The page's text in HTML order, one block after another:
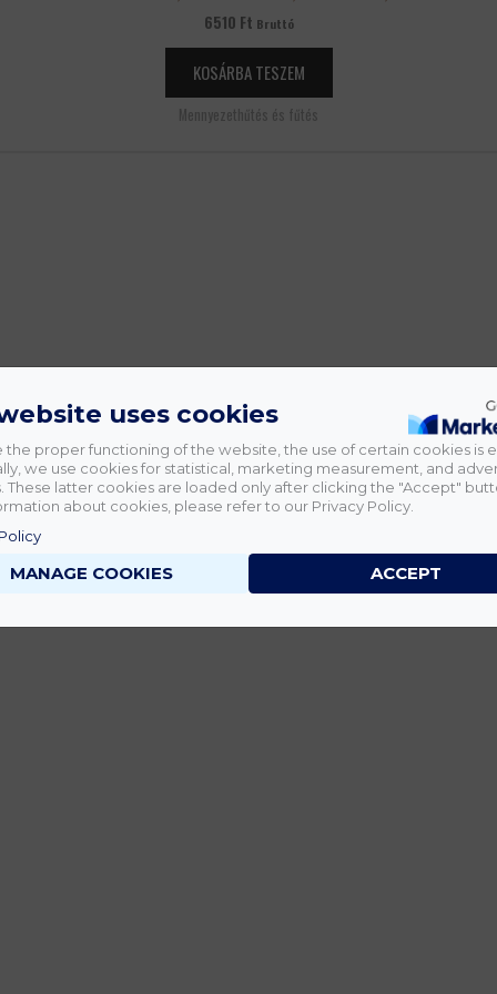
6510 Ft Bruttó
KOSÁRBA TESZEM
Mennyezethűtés és fűtés
uses cookies
the proper functioning of the website, the use of certain cookies is
we use cookies for statistical, marketing measurement, and
These latter cookies are loaded only after clicking the "Accept"
about cookies, please refer to our Privacy Policy.
MANAGE COOKIES ACCEPT